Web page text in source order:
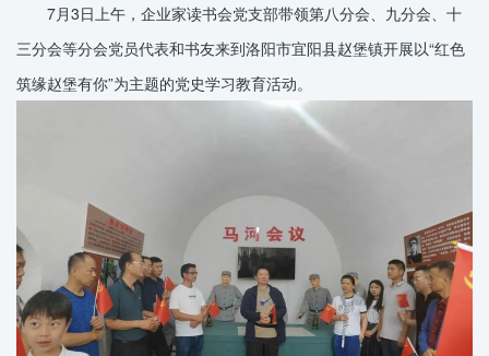
7月3日上午，企业家读书会党支部带领第八分会、九分会、十
三分会等分会党员代表和书友来到洛阳市宜阳县赵堡镇开展以“红色
筑缘赵堡有你”为主题的党史学习教育活动。